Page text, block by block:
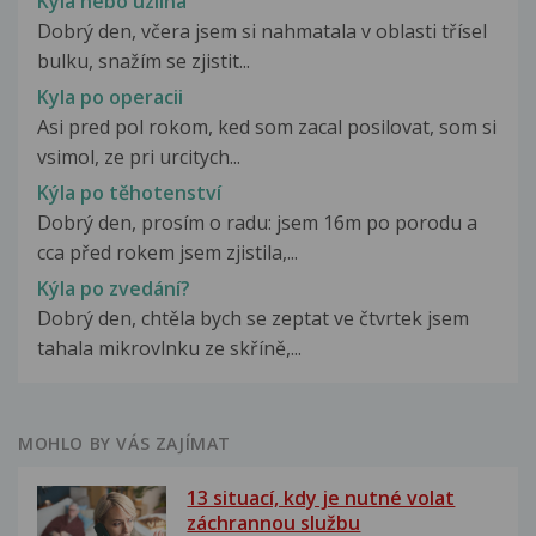
Dobrý den, včera jsem si nahmatala v oblasti třísel
bulku, snažím se zjistit...
Kyla po operacii
Asi pred pol rokom, ked som zacal posilovat, som si
vsimol, ze pri urcitych...
Kýla po těhotenství
Dobrý den, prosím o radu: jsem 16m po porodu a
cca před rokem jsem zjistila,...
Kýla po zvedání?
Dobrý den, chtěla bych se zeptat ve čtvrtek jsem
tahala mikrovlnku ze skříně,...
MOHLO BY VÁS ZAJÍMAT
13 situací, kdy je nutné volat
záchrannou službu